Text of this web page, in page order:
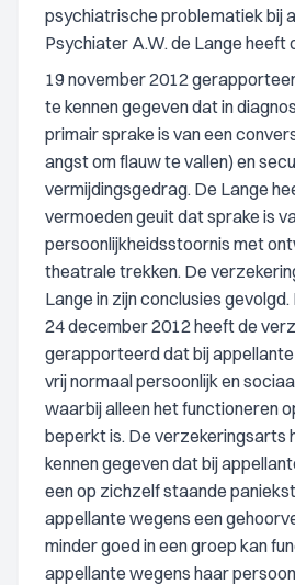
psychiatrische problematiek bij
Psychiater A.W. de Lange heeft
19 november 2012
te kennen gegeven dat in
primair sprake is van een
angst om flauw te vallen) en
vermijdingsgedrag. De Lange
vermoeden geuit dat sprake is
persoonlijkheidsstoornis met
theatrale trekken. De
Lange in zijn conclusies
24 december 2012 heeft de
gerapporteerd dat bij appellante
vrij normaal persoonlijk en
waarbij alleen het functioneren
beperkt is. De verzekeringsarts
kennen gegeven dat bij
een op zichzelf staande
appellante wegens een
minder goed in een groep kan
appellante wegens haar